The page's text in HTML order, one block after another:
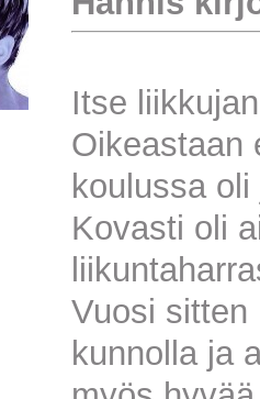
Itse
Oikeastaan
koulussa
Kovasti oli
Vuosi sitten
kunnolla ja